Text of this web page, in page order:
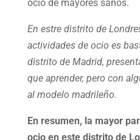
ocio de mayores sanos.
En estre distrito de
actividades de ocio es
distrito de Madrid,
que aprender, pero con
al modelo madrileño.
En resumen, la mayor
ocio en este distrito de